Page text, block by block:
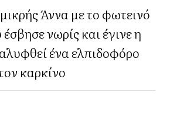
Άννα με το φωτεινό
νωρίς και έγινε η
ένα ελπιδοφόρο
καρκίνο